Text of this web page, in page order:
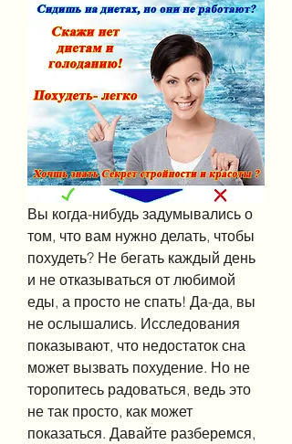
Вы когда-нибудь задумывались о
том, что вам нужно делать, чтобы
похудеть? Не бегать каждый день
и не отказываться от любимой
еды, а просто не спать! Да-да, вы
не ослышались. Исследования
показывают, что недостаток сна
может вызвать похудение. Но не
торопитесь радоваться, ведь это
не так просто, как может
показаться. Давайте разберемся,